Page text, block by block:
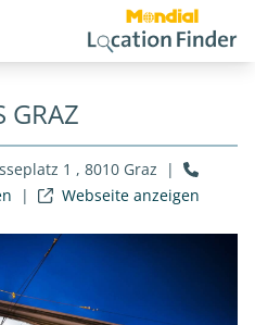
GRAZ
1 , 8010 Graz
|
| Webseite anzeigen